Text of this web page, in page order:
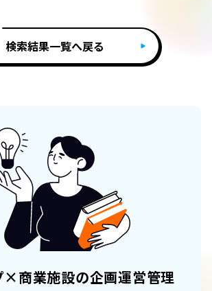
検索結果一覧へ戻る
×商業施設の企画運営管理